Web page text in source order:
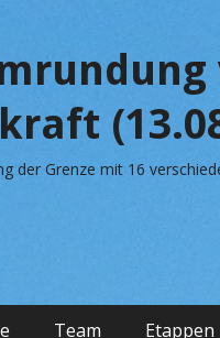
der Grenze mit 16
Team Etappen